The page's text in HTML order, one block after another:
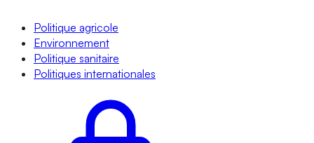
Politique agricole
Environnement
Politique sanitaire
Politiques internationales